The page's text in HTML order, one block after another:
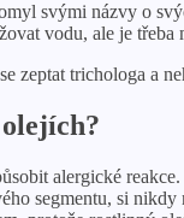
svými názvy o
vodu, ale je
zeptat trichologa a
alergické
segmentu, si